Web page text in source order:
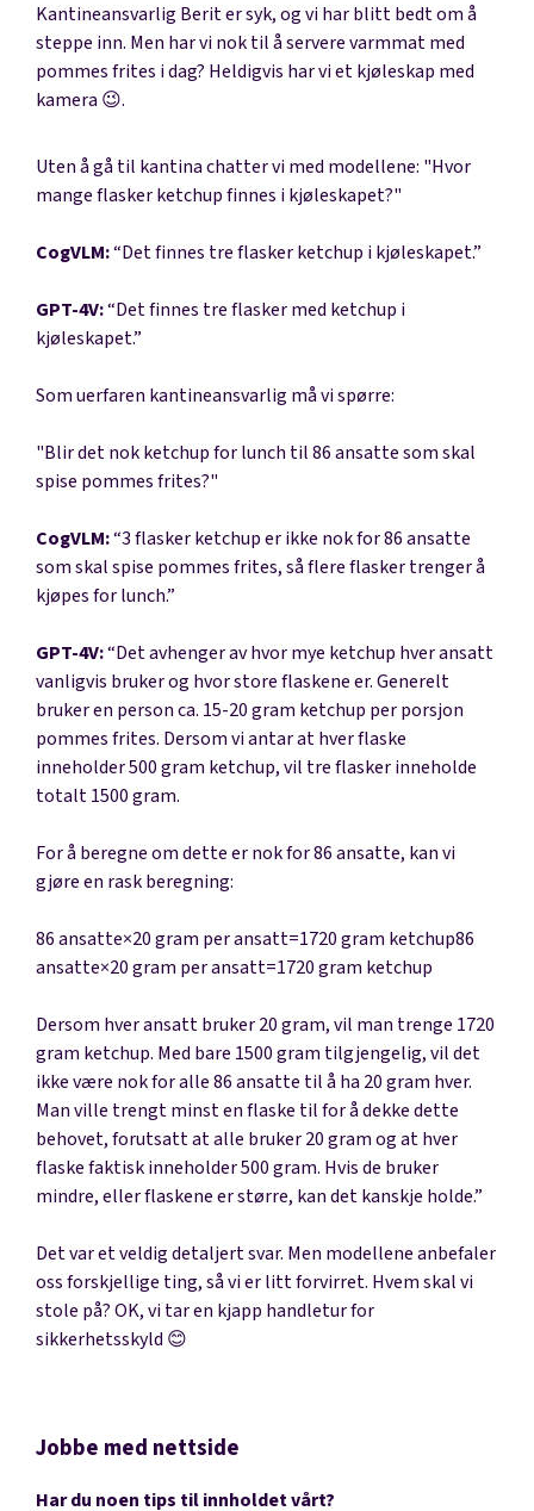
Kantineansvarlig Berit er syk, og vi har blitt bedt om å
steppe inn. Men har vi nok til å servere varmmat med
pommes frites i dag? Heldigvis har vi et kjøleskap med
kamera 😉.
Uten å gå til kantina chatter vi med modellene: "Hvor
mange flasker ketchup finnes i kjøleskapet?"
CogVLM:“Det finnes tre flasker ketchup i kjøleskapet.”
GPT-4V:“Det finnes tre flasker med ketchup i
kjøleskapet.”
Som uerfaren kantineansvarlig må vi spørre:
"Blir det nok ketchup for lunch til 86 ansatte som skal
spise pommes frites?"
CogVLM:“3 flasker ketchup er ikke nok for 86 ansatte
som skal spise pommes frites, så flere flasker trenger å
kjøpes for lunch.”
GPT-4V:“Det avhenger av hvor mye ketchup hver ansatt
vanligvis bruker og hvor store flaskene er. Generelt
bruker en person ca. 15-20 gram ketchup per porsjon
pommes frites. Dersom vi antar at hver flaske
inneholder 500 gram ketchup, vil tre flasker inneholde
totalt 1500 gram.
For å beregne om dette er nok for 86 ansatte, kan vi
gjøre en rask beregning:
86 ansatte×20 gram per ansatt=1720 gram ketchup86
ansatte×20 gram per ansatt=1720 gram ketchup
Dersom hver ansatt bruker 20 gram, vil man trenge 1720
gram ketchup. Med bare 1500 gram tilgjengelig, vil det
ikke være nok for alle 86 ansatte til å ha 20 gram hver.
Man ville trengt minst en flaske til for å dekke dette
behovet, forutsatt at alle bruker 20 gram og at hver
flaske faktisk inneholder 500 gram. Hvis de bruker
mindre, eller flaskene er større, kan det kanskje holde.”
Det var et veldig detaljert svar. Men modellene anbefaler
oss forskjellige ting, så vi er litt forvirret. Hvem skal vi
stole på? OK, vi tar en kjapp handletur for
sikkerhetsskyld 😊
Jobbe med nettside
Har du noen tips til innholdet vårt?